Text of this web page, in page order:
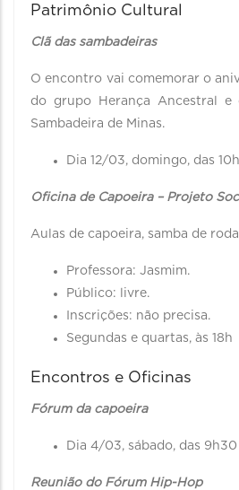
Patrimônio Cultural
Clã das sambadeiras
O encontro vai comemorar o
do grupo Herança Ancestral
Sambadeira de Minas.
Dia 12/03, domingo, das
Oficina de Capoeira – Projeto
Aulas de capoeira, samba de
Professora: Jasmim.
Público: livre.
Inscrições: não precisa.
Segundas e quartas, às 18h
Encontros e Oficinas
Fórum da capoeira
Dia 4/03, sábado, das 9h30
Reunião do Fórum Hip-Hop